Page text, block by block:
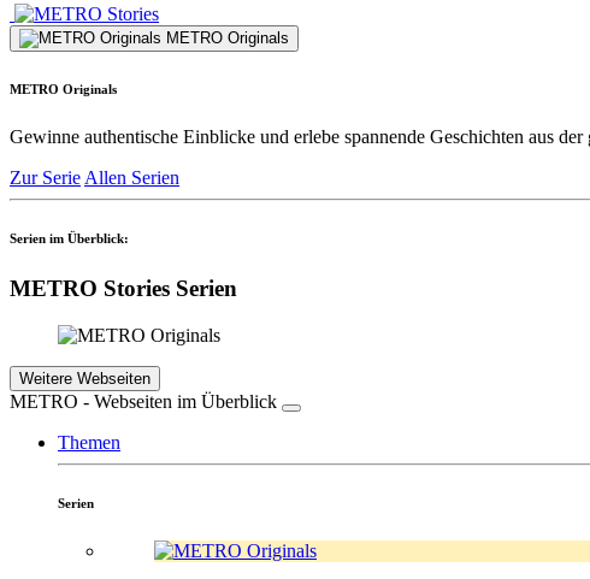
Stories
METRO Originals
METRO Originals
Gewinne authentische Einblicke und erlebe spannende Geschichten aus
Zur Serie Allen Serien
Serien im Überblick:
METRO Stories Serien
Weitere Webseiten
METRO - Webseiten im Überblick
Themen
Serien